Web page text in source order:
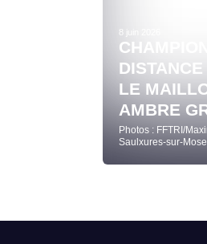
8 juin 2026
LE
AMBRE
Photos : FFTRI/
Saulxures-sur-